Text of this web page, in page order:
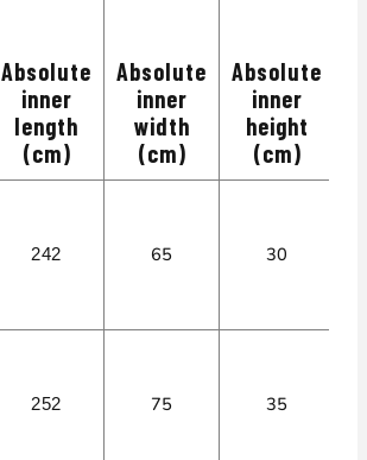
Absolute
inner
length
(cm)
Absolute
inner
width
(cm)
Absolute
inner
height
(cm)
242 65 30
252 75 35